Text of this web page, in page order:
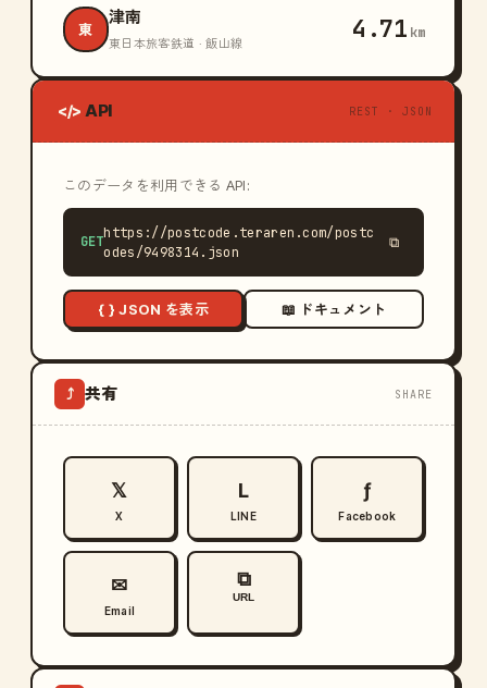
東
津南
東日本旅客鉄道 · 飯山線 4.71 km
</> API REST · JSON
このデータを利用できる API:
GET
https://postcode.teraren.com/postc
odes/9498314.json
⧉
{ } JSON を表示 📖 ドキュメント
⤴ 共有 SHARE
𝕏
X
L
LINE
ƒ
Facebook
✉
Email
⧉
URL